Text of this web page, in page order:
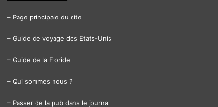
– Page principale du site
– Guide de voyage des Etats-Unis
– Guide de la Floride
– Qui sommes nous ?
– Passer de la pub dans le journal